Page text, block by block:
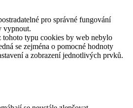
pro správné fungování
vypnout.
tohoto typu cookies by web nebylo
se zejména o pomocné hodnoty
a zobrazení jednotlivých prvků.